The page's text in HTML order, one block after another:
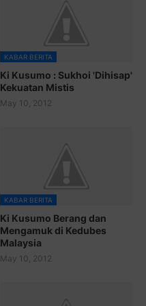
KABAR BERITA
Ki Kusumo : Sukhoi 'Dihisap'
Kekuatan Mistis
May 10, 2012
KABAR BERITA
Ki Kusumo Berang dan
Mengamuk di Kedubes
Malaysia
May 10, 2012